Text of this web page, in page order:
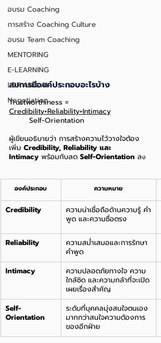
อบรม Coaching
การสร้าง Coaching Culture
อบรม Team Coaching
MENTORING
E-LEARNING
LDP AND AI
Negotiation
สมการมีองค์ประกอบอะไรบ้าง
Trustworthiness =
Credibility+Reliability+Intimacy
        Self-Orientation
ผู้เขียนอธิบายว่า การสร้างความไว้วางใจต้อง
เพิ่ม Credibility, Reliability และ
Intimacy พร้อมกับลด Self-Orientation ลง
องค์ประกอบ ความหมาย
Credibility
ความน่าเชื่อถือด้านความรู้ คำ
พูด และความซื่อตรง
Reliability
ความสม่ำเสมอและการรักษา
คำพูด
Intimacy
ความปลอดภัยทางใจ ความ
ใกล้ชิด และความกล้าที่จะเปิด
เผยเรื่องสำคัญ
Self-
Orientation
ระดับที่บุคคลมุ่งสนใจตนเอง
มากกว่าสนใจความต้องการ
ของอีกฝ่าย